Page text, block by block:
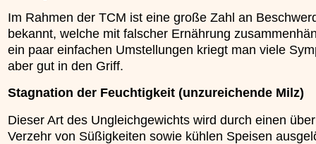
Im Rahmen der TCM ist eine große Zahl an
bekannt, welche mit falscher Ernährung
ein paar einfachen Umstellungen kriegt man viele
aber gut in den Griff.
Stagnation der Feuchtigkeit (unzureichende Milz)
Dieser Art des Ungleichgewichts wird durch einen
Verzehr von Süßigkeiten sowie kühlen Speisen
In der TCM sind